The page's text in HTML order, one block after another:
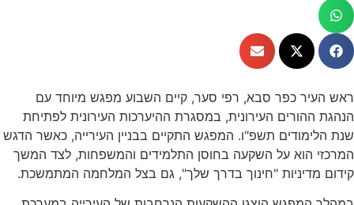
ראש העיר כפר סבא, רפי סער, קיים השבוע מפגש מיוחד עם
הנהגת ההורים העירונית, במסגרת ההיערכות העירונית לפתיחת
שנת הלימודים תשפ"ו. המפגש התקיים בבניין העירייה, כאשר הדגש
המרכזי הוא על השקעה בחוסן התלמידים והמשפחות, לצד המשך
קידום מדיניות "חינוך בדרך שלך", גם בצל המלחמה המתמשכת.